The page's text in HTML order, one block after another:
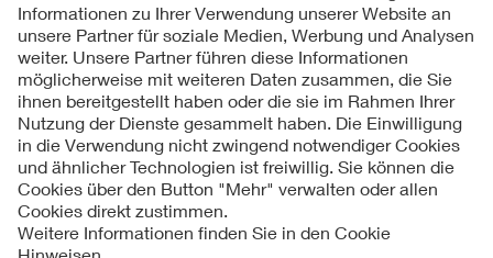
Kontakte
Service
Impressum